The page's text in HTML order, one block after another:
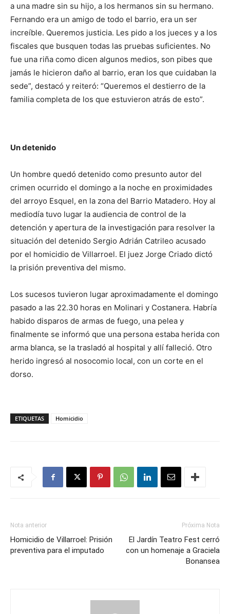
a una madre sin su hijo, a los hermanos sin su hermano.
Fernando era un amigo de todo el barrio, era un ser
increíble. Queremos justicia. Les pido a los jueces y a los
fiscales que busquen todas las pruebas suficientes. No
fue una riña como dicen algunos medios, son pibes que
jamás le hicieron daño al barrio, eran los que cuidaban la
sede”, destacó y reiteró: “Queremos el destierro de la
familia completa de los que estuvieron atrás de esto”.
Un detenido
Un hombre quedó detenido como presunto autor del
crimen ocurrido el domingo a la noche en proximidades
del arroyo Esquel, en la zona del Barrio Matadero. Hoy al
mediodía tuvo lugar la audiencia de control de la
detención y apertura de la investigación para resolver la
situación del detenido Sergio Adrián Catrileo acusado
por el homicidio de Villarroel. El juez Jorge Criado dictó
la prisión preventiva del mismo.
Los sucesos tuvieron lugar aproximadamente el domingo
pasado a las 22.30 horas en Molinari y Costanera. Habría
habido disparos de armas de fuego, una pelea y
finalmente se informó que una persona estaba herida con
arma blanca, se la trasladó al hospital y allí falleció. Otro
herido ingresó al nosocomio local, con un corte en el
dorso.
ETIQUETAS Homicidio
Nota anterior
Homicidio de Villarroel: Prisión
preventiva para el imputado
Próxima Nota
El Jardín Teatro Fest cerró
con un homenaje a Graciela
Bonansea